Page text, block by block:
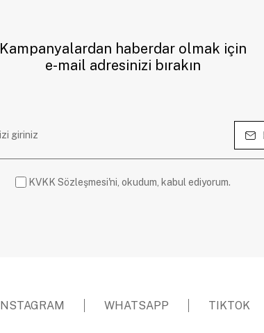
Kampanyalardan haberdar olmak için
e-mail adresinizi bırakın
KVKK Sözleşmesi'ni, okudum, kabul ediyorum.
INSTAGRAM WHATSAPP TIKTOK